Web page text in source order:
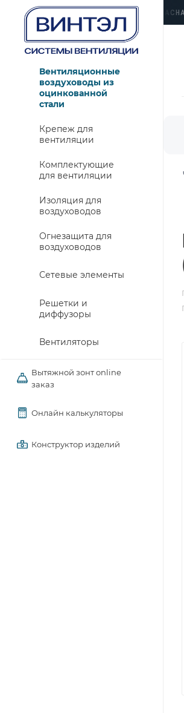
› ЛЮБЕРЦЫ, УЛ. КРАСНАЯ 1›
Вентиляционные
воздуховоды из
оцинкованной
стали
Крепеж для
вентиляции
Комплектующие
для вентиляции
Изоляция для
воздуховодов
Огнезащита для
воздуховодов
Сетевые элементы
Решетки и
диффузоры
Вентиляторы
Вытяжной зонт online
заказ
Онлайн калькуляторы
Конструктор изделий